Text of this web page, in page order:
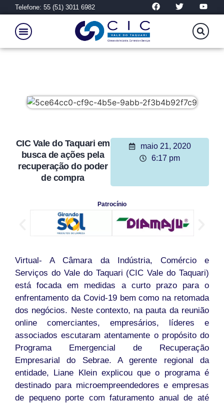
Telefone: 55 (51) 3011 6982
CIC Vale do Taquari em
busca de ações pela
recuperação do poder
de compra
maio 21, 2020
6:17 pm
Patrocínio
Virtual- A Câmara da Indústria, Comércio e
Serviços do Vale do Taquari (CIC Vale do Taquari)
está focada em medidas a curto prazo para o
enfrentamento da Covid-19 bem como na retomada
dos negócios. Neste contexto, na pauta da reunião
online comerciantes, empresários, líderes e
associados escutaram atentamente o propósito do
Programa Emergencial de Recuperação
Empresarial do Sebrae. A gerente regional da
entidade, Liane Klein explicou que o programa é
destinado para microempreendedores e empresas
de pequeno porte com faturamento anual de até